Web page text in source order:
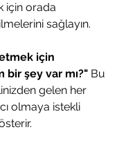
için orada
sağlayın.
için
şey var mı?" Bu
gelen her
olmaya istekli